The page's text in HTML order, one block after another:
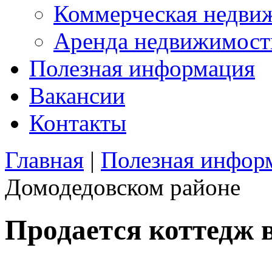
Коммерческая
Аренда
Полезная информация
Вакансии
Контакты
Главная | Полезная
Домодедовском районе
Продается коттедж